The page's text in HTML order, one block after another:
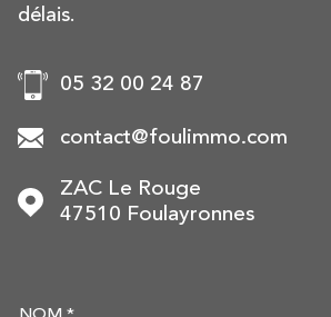
délais.
05 32 00 24 87
contact@foulimmo.com
ZAC Le Rouge
47510
Foulayronnes